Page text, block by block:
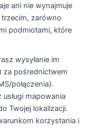
ani nie wynajmuje
zarówno
podmiotami, które
wysyłanie im
za pośrednictwem
połączenia).
mapowania
Twojej lokalizacji.
korzystania i